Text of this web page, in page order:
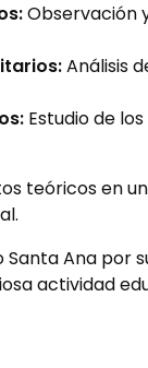
Observación
Análisis
Estudio de
teóricos en
Ana por
actividad